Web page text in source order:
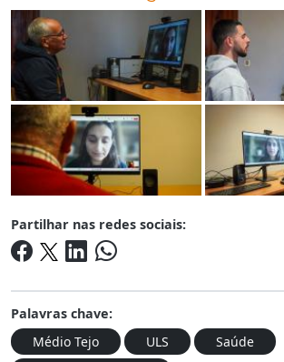
Partilhar nas redes sociais:
Palavras chave:
Médio Tejo
ULS
Saúde